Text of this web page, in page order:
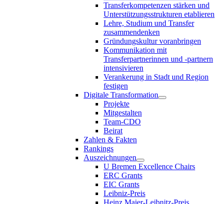
Transferkompetenzen stärken und
Unterstützungsstrukturen etablieren
Lehre, Studium und Transfer
zusammendenken
Gründungskultur voranbringen
Kommunikation mit
Transferpartnerinnen und -partnern
intensivieren
Verankerung in Stadt und Region
festigen
Digitale Transformation
Projekte
Mitgestalten
Team-CDO
Beirat
Zahlen & Fakten
Rankings
Auszeichnungen
U Bremen Excellence Chairs
ERC Grants
EIC Grants
Leibniz-Preis
Heinz Maier-Leibnitz-Preis